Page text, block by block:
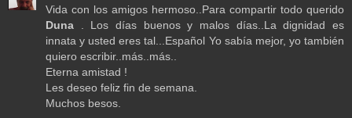
Vida con los amigos hermoso..Para compartir todo querido
Duna . Los días buenos y malos días..La dignidad es
innata y usted eres tal...Español Yo sabía mejor, yo también
quiero escribir..más..más..
Eterna amistad !
Les deseo feliz fin de semana.
Muchos besos.